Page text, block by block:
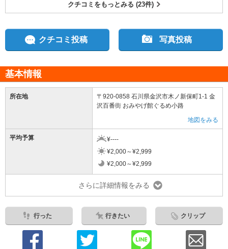
クチコミをもっとみる (23件)
クチコミ投稿 写真投稿
基本情報
所在地
〒920-0858 石川県金沢市木ノ新保町1-1 金
沢百番街 おみやげ館ぐるめ小路
地図をみる
平均予算
¥----
¥2,000～¥2,999
¥2,000～¥2,999
さらに詳細情報をみる
行った 行きたい クリップ